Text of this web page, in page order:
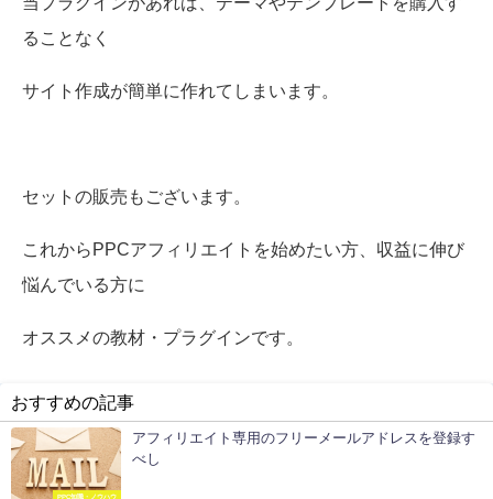
ることなく
サイト作成が簡単に作れてしまいます。
セットの販売もございます。
これからPPCアフィリエイトを始めたい方、収益に伸び
悩んでいる方に
オススメの教材・プラグインです。
おすすめの記事
PPC知識・ノウハウ
アフィリエイト専用のフリーメールアドレスを登録す
べし